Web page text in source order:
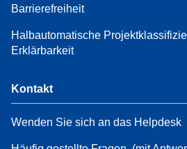
Barrierefreiheit
Halbautomatische
Erklärbarkeit
Kontakt
Wenden Sie sich an das Helpdesk